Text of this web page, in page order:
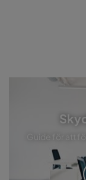
Guide för att